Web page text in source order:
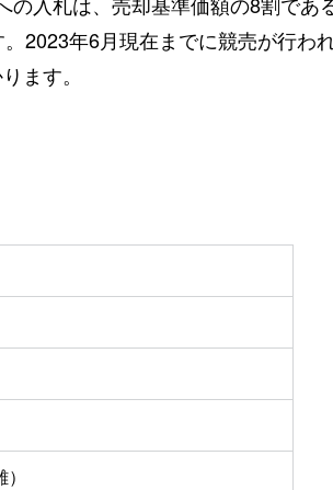
2023年6月現在までに競売が行わ
ます。